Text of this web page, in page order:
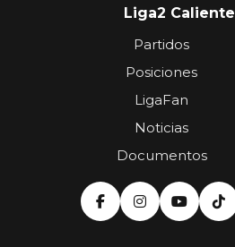
Liga2 Caliente
Partidos
Posiciones
LigaFan
Noticias
Documentos